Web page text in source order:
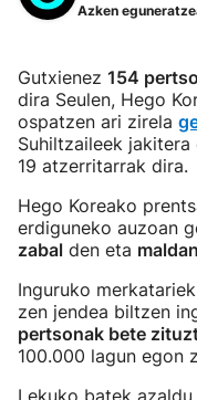
Azken
Gutxienez 154
dira Seulen, Hego
ospatzen ari zirela
Suhiltzaileek
19 atzerritarrak dira.
Hego Koreako
erdiguneko auzoan
zabal den eta
Inguruko
zen jendea biltzen
pertsonak bete
100.000 lagun egon
Lekuko batek